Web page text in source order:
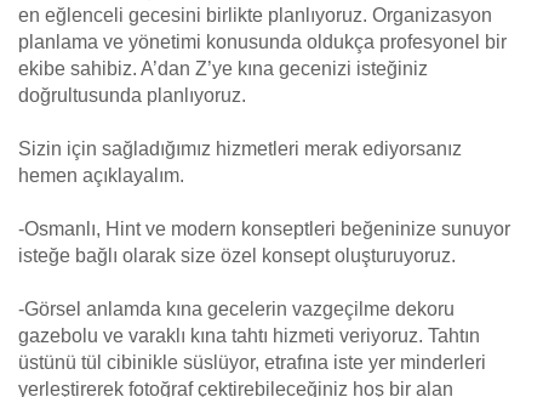
en eğlenceli gecesini birlikte planlıyoruz. Organizasyon
planlama ve yönetimi konusunda oldukça profesyonel bir
ekibe sahibiz. A’dan Z’ye kına gecenizi isteğiniz
doğrultusunda planlıyoruz.
Sizin için sağladığımız hizmetleri merak ediyorsanız
hemen açıklayalım.
-Osmanlı, Hint ve modern konseptleri beğeninize sunuyor
isteğe bağlı olarak size özel konsept oluşturuyoruz.
-Görsel anlamda kına gecelerin vazgeçilme dekoru
gazebolu ve varaklı kına tahtı hizmeti veriyoruz. Tahtın
üstünü tül cibinikle süslüyor, etrafına iste yer minderleri
yerleştirerek fotoğraf çektirebileceğiniz hoş bir alan